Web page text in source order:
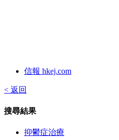
信報 hkej.com
< 返回
搜尋結果
抑鬱症治療